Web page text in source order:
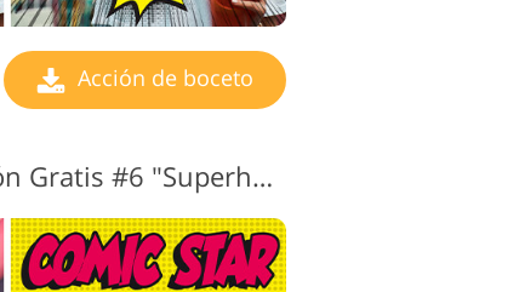
Acción de boceto
Dibujo a lápiz Ps Acción Gratis #6 "Superhero League"